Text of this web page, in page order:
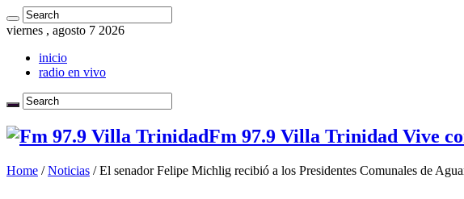
viernes , agosto 7 2026
inicio
radio en vivo
Fm 97.9 Villa Trinidad Vive
Home / Noticias / El senador Felipe Michlig recibió a los Presidentes Comunales de